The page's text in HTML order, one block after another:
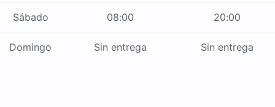
Sábado 08:00 20:00
Domingo Sin entrega Sin entrega